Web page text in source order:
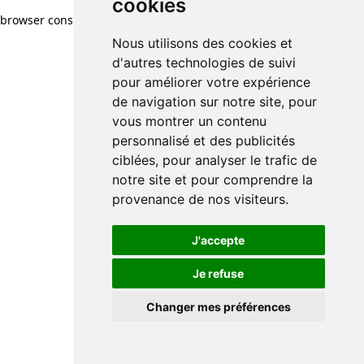
cookies
Nous utilisons des cookies et
d'autres technologies de suivi
pour améliorer votre expérience
de navigation sur notre site, pour
vous montrer un contenu
personnalisé et des publicités
ciblées, pour analyser le trafic de
notre site et pour comprendre la
provenance de nos visiteurs.
J'accepte
Je refuse
Changer mes préférences
browser console for more information)